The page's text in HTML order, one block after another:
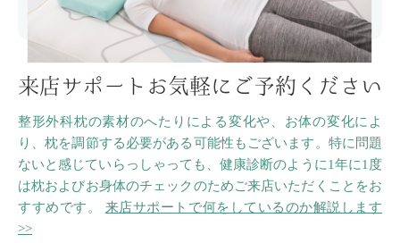
来店サポートお気軽にご予約ください
整形外科枕の素材のへたりによる変化や、お体の変化によ
り、枕を調節する必要がある可能性もございます。特に問題
ないと感じていらっしゃっても、健康診断のように1年に1度
は枕およびお身体のチェックのためご来店いただくことをお
すすめです。
来店サポートで何をしているのか解説します
>>